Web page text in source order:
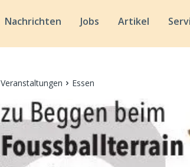
Nachrichten Jobs Artikel
Veranstaltungen Essen